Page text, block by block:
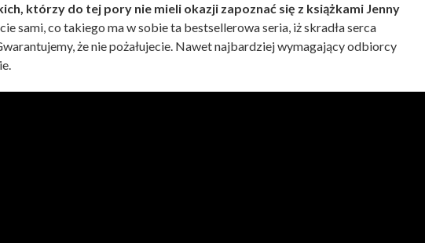
którzy do tej pory nie mieli okazji zapoznać się z książkami Jenny
sami, co takiego ma w sobie ta bestsellerowa seria, iż skradła serca
że nie pożałujecie. Nawet najbardziej wymagający odbiorcy